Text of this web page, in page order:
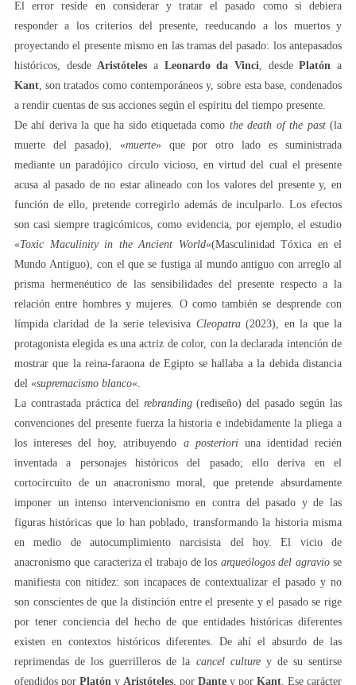
El error reside en considerar y tratar el pasado como si debiera
responder a los criterios del presente, reeducando a los muertos y
proyectando el presente mismo en las tramas del pasado: los antepasados
​​históricos, desde Aristóteles a Leonardo da Vinci , desdePlatón a
Kant , son tratados como contemporáneos y, sobre esta base, condenados
a rendir cuentas de sus acciones según el espíritu del tiempo presente.
De ahí deriva la que ha sido etiquetada como the death of the past(la
muerte del pasado), «muerte» que por otro lado es suministrada
mediante un paradójico círculo vicioso, en virtud del cual el presente
acusa al pasado de no estar alineado con los valores del presente y, en
función de ello, pretende corregirlo además de inculparlo. Los efectos
son casi siempre tragicómicos, como evidencia, por ejemplo, el estudio
«Toxic Maculinity in the Ancient World«(Masculinidad Tóxica en el
Mundo Antiguo), con el que se fustiga al mundo antiguo con arreglo al
prisma hermenéutico de las sensibilidades del presente respecto a la
relación entre hombres y mujeres. O como también se desprende con
límpida claridad de la serie televisiva Cleopatra(2023), en la que la
protagonista elegida es una actriz de color, con la declarada intención de
mostrar que la reina-faraona de Egipto se hallaba a la debida distancia
del «supremacismo blanco«.
La contrastada práctica del rebranding(rediseño) del pasado según las
convenciones del presente fuerza la historia e indebidamente la pliega a
los intereses del hoy, atribuyendo a posterioriuna identidad recién
inventada a personajes históricos del pasado; ello deriva en el
cortocircuito de un anacronismo moral, que pretende absurdamente
imponer un intenso intervencionismo en contra del pasado y de las
figuras históricas que lo han poblado, transformando la historia misma
en medio de autocumplimiento narcisista del hoy. El vicio de
anacronismo que caracteriza el trabajo de los arqueólogos del agraviose
manifiesta con nitidez: son incapaces de contextualizar el pasado y no
son conscientes de que la distinción entre el presente y el pasado se rige
por tener conciencia del hecho de que entidades históricas diferentes
existen en contextos históricos diferentes. De ahí el absurdo de las
reprimendas de los guerrilleros de la cancel culturey de su sentirse
ofendidos por Platón y Aristóteles , por Dante y por Kant . Ese carácter